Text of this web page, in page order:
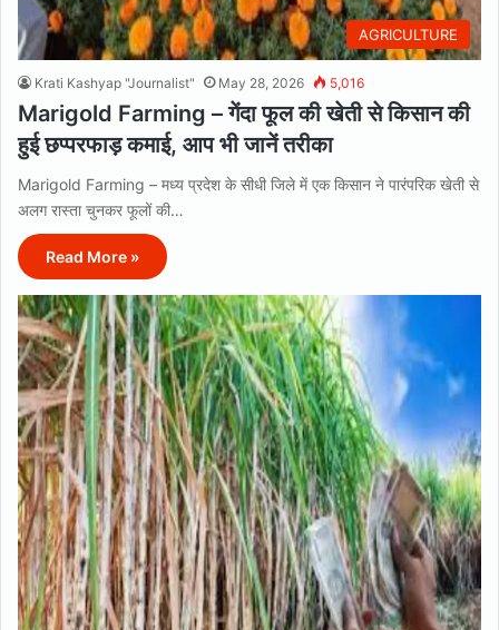
AGRICULTURE
Krati Kashyap "Journalist" May 28, 2026 5,016
Marigold Farming – गेंदा फूल की खेती से किसान की
हुई छप्परफाड़ कमाई, आप भी जानें तरीका
Marigold Farming – मध्य प्रदेश के सीधी जिले में एक किसान ने पारंपरिक खेती से
अलग रास्ता चुनकर फूलों की…
Read More »